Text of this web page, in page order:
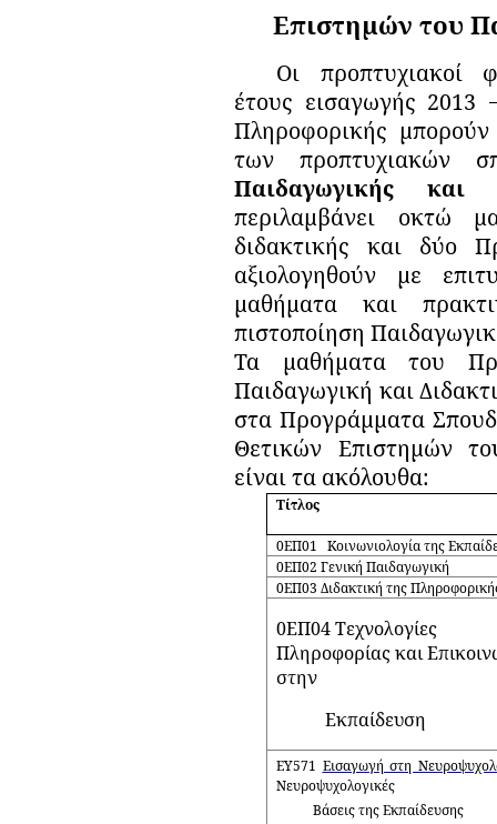
Επιστημών του
Οι προπτυχιακοί
έτους εισαγωγής 2013
Πληροφορικής
των προπτυχιακών
Παιδαγωγικής και
περιλαμβάνει οκτώ
διδακτικής και δύο
αξιολογηθούν με
μαθήματα και
πιστοποίηση
Τα μαθήματα του
Παιδαγωγική και
στα Προγράμματα
Θετικών Επιστημών
είναι τα ακόλουθα:
Τίτλος
0ΕΠ01 Κοινωνιολογία της
0ΕΠ02 Γενική Παιδαγωγική
0ΕΠ03 Διδακτική της
0ΕΠ04Τεχνολογίες
Πληροφορίας και
στην
Εκπαίδευση
ΕΥ571 Εισαγωγή στη
Νευροψυχολογικές
Βάσεις της Εκπαίδευσης